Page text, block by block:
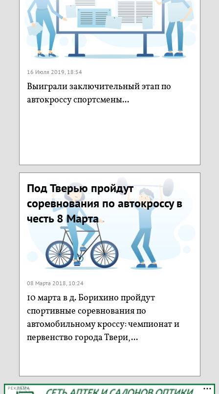
16 Июля 2019, 18:54
Выиграли заключительный этап по
автокроссу спортсмены...
Под Тверью пройдут
соревнования по автокроссу в
честь 8 Марта
08 Марта 2018, 10:24
10 марта в д. Борихино пройдут
спортивные соревнования по
автомобильному кроссу: чемпионат и
первенство города Твери,...
РЕКЛАМА